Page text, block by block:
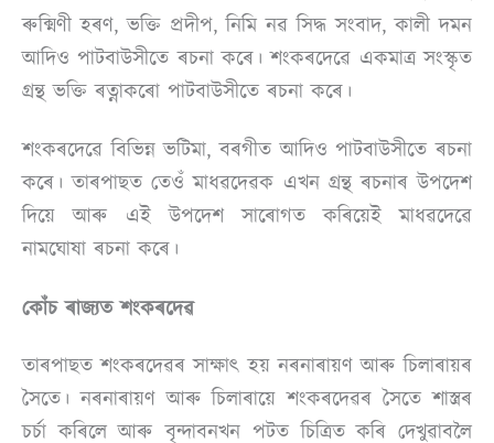
ৰুক্মিণী হৰণ, ভক্তি প্ৰদীপ, নিমি নৱ সিদ্ধ সংবাদ, কালী দমন
আদিও পাটবাউসীতে ৰচনা কৰে। শংকৰদেৱে একমাত্ৰ সংস্কৃত
গ্ৰন্থ ভক্তি ৰত্নাকৰো পাটবাউসীতে ৰচনা কৰে।
শংকৰদেৱে বিভিন্ন ভটিমা, বৰগীত আদিও পাটবাউসীতে ৰচনা
কৰে। তাৰপাছত তেওঁ মাধৱদেৱক এখন গ্ৰন্থ ৰচনাৰ উপদেশ
দিয়ে আৰু এই উপদেশ সাৰোগত কৰিয়েই মাধৱদেৱে
নামঘোষা ৰচনা কৰে।
কোঁচ ৰাজ্যত শংকৰদেৱ
তাৰপাছত শংকৰদেৱৰ সাক্ষাৎ হয় নৰনাৰায়ণ আৰু চিলাৰায়ৰ
সৈতে। নৰনাৰায়ণ আৰু চিলাৰায়ে শংকৰদেৱৰ সৈতে শাস্ত্ৰৰ
চৰ্চা কৰিলে আৰু বৃন্দাবনখন পটত চিত্ৰিত কৰি দেখুৱাবলৈ